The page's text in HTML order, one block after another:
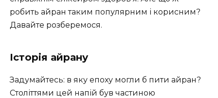
робить айран таким популярним і корисним?
Давайте розберемося.
Історія айрану
Задумайтесь: в яку епоху могли б пити айран?
Століттями цей напій був частиною